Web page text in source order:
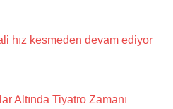
hız kesmeden devam ediyor
Altında Tiyatro Zamanı